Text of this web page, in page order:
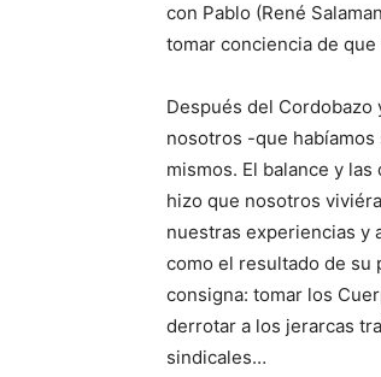
con Pablo (René
tomar conciencia de
Después del Cordobazo
nosotros -que
mismos. El balance y
hizo que nosotros
nuestras experiencias y
como el resultado de su
consigna: tomar los
derrotar a los jerarcas
sindicales…